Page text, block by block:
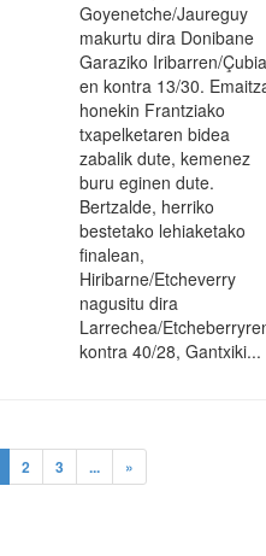
Goyenetche/Jaureguy
makurtu dira Donibane
Garaziko Iribarren/
en kontra 13/30.
honekin Frantziako
txapelketaren bidea
zabalik dute, kemenez
buru eginen dute.
Bertzalde, herriko
bestetako lehiaketako
finalean,
Hiribarne/Etcheverry
nagusitu dira
Larrechea/
kontra 40/28, Gantxiki...
(current)
2 3 ... »